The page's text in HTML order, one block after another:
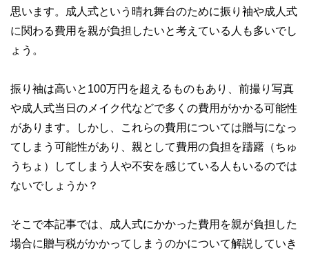
思います。成人式という晴れ舞台のために振り袖や成人式
に関わる費用を親が負担したいと考えている人も多いでし
ょう。
振り袖は高いと100万円を超えるものもあり、前撮り写真
や成人式当日のメイク代などで多くの費用がかかる可能性
があります。しかし、これらの費用については贈与になっ
てしまう可能性があり、親として費用の負担を躊躇（ちゅ
うちょ）してしまう人や不安を感じている人もいるのでは
ないでしょうか？
そこで本記事では、成人式にかかった費用を親が負担した
場合に贈与税がかかってしまうのかについて解説していき